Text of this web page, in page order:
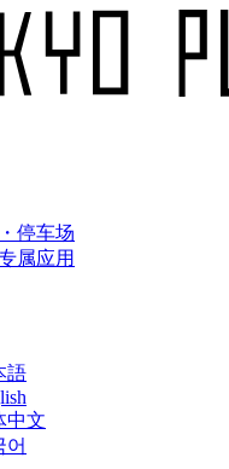
停车场
属应用
語
中文
어